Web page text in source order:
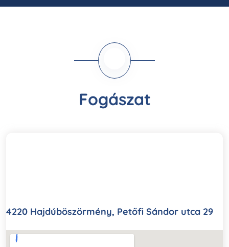
Fogászat
4220 Hajdúböszörmény, Petőfi Sándor utca 29